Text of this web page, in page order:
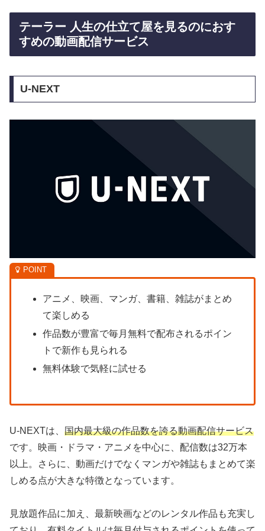
テーラー 人生の仕立て屋を見るのにおす
すめの動画配信サービス
U-NEXT
アニメ、映画、マンガ、書籍、雑誌がまとめ
て楽しめる
作品数が豊富で毎月無料で配布されるポイン
トで新作も見られる
無料体験で気軽に試せる
U-NEXTは、 国内最大級の作品数を誇る動画配信サービス
です。映画・ドラマ・アニメを中心に、配信数は32万本
以上。さらに、動画だけでなくマンガや雑誌もまとめて楽
しめる点が大きな特徴となっています。
見放題作品に加え、最新映画などのレンタル作品も充実し